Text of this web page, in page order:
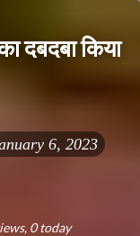
दबदबा किया
6, 2023
0 today